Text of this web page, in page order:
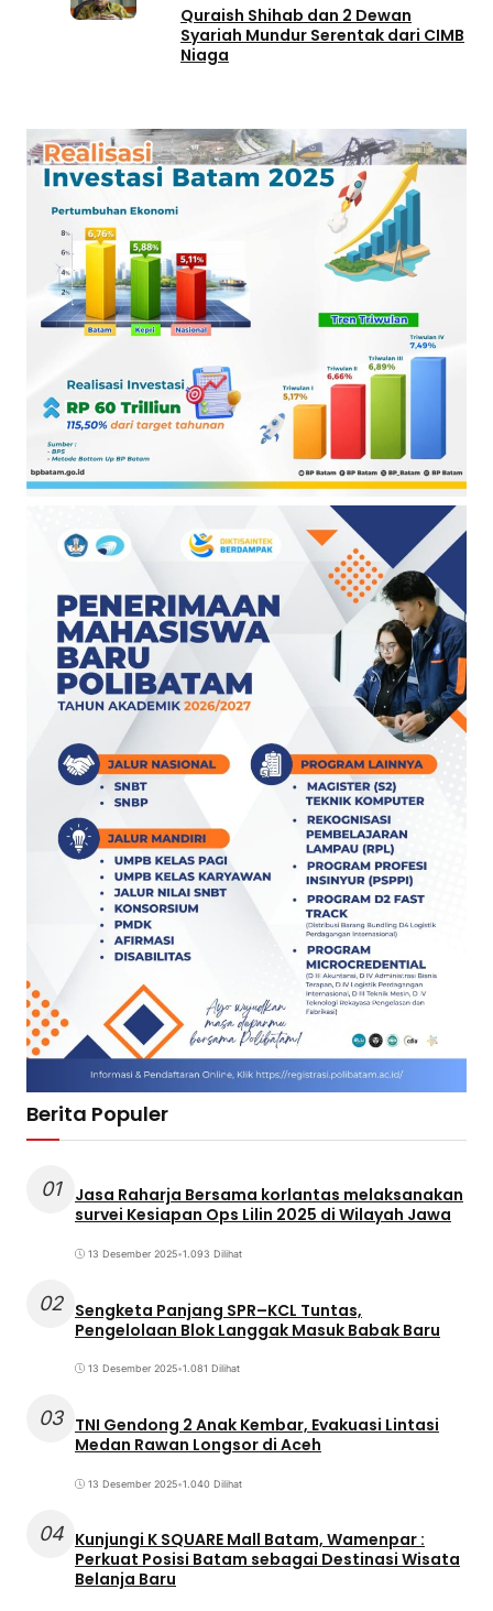
Quraish Shihab dan 2 Dewan
Syariah Mundur Serentak dari CIMB
Niaga
Berita Populer
01
Jasa Raharja Bersama korlantas melaksanakan
survei Kesiapan Ops Lilin 2025 di Wilayah Jawa
13 Desember 2025•1.093 Dilihat
02 Sengketa Panjang SPR–KCL Tuntas,
Pengelolaan Blok Langgak Masuk Babak Baru
13 Desember 2025•1.081 Dilihat
03 TNI Gendong 2 Anak Kembar, Evakuasi Lintasi
Medan Rawan Longsor di Aceh
13 Desember 2025•1.040 Dilihat
04 Kunjungi K SQUARE Mall Batam, Wamenpar :
Perkuat Posisi Batam sebagai Destinasi Wisata
Belanja Baru